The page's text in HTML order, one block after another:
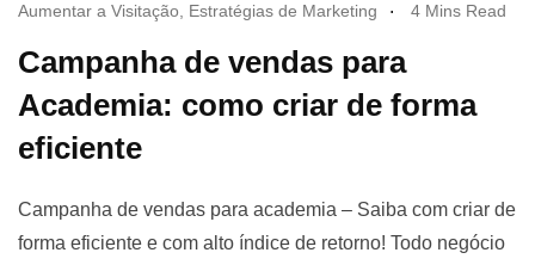
Aumentar a Visitação
Estratégias de Marketing 4 Mins Read
Campanha de vendas para
Academia: como criar de forma
eficiente
Campanha de vendas para academia – Saiba com criar de
forma eficiente e com alto índice de retorno! Todo negócio